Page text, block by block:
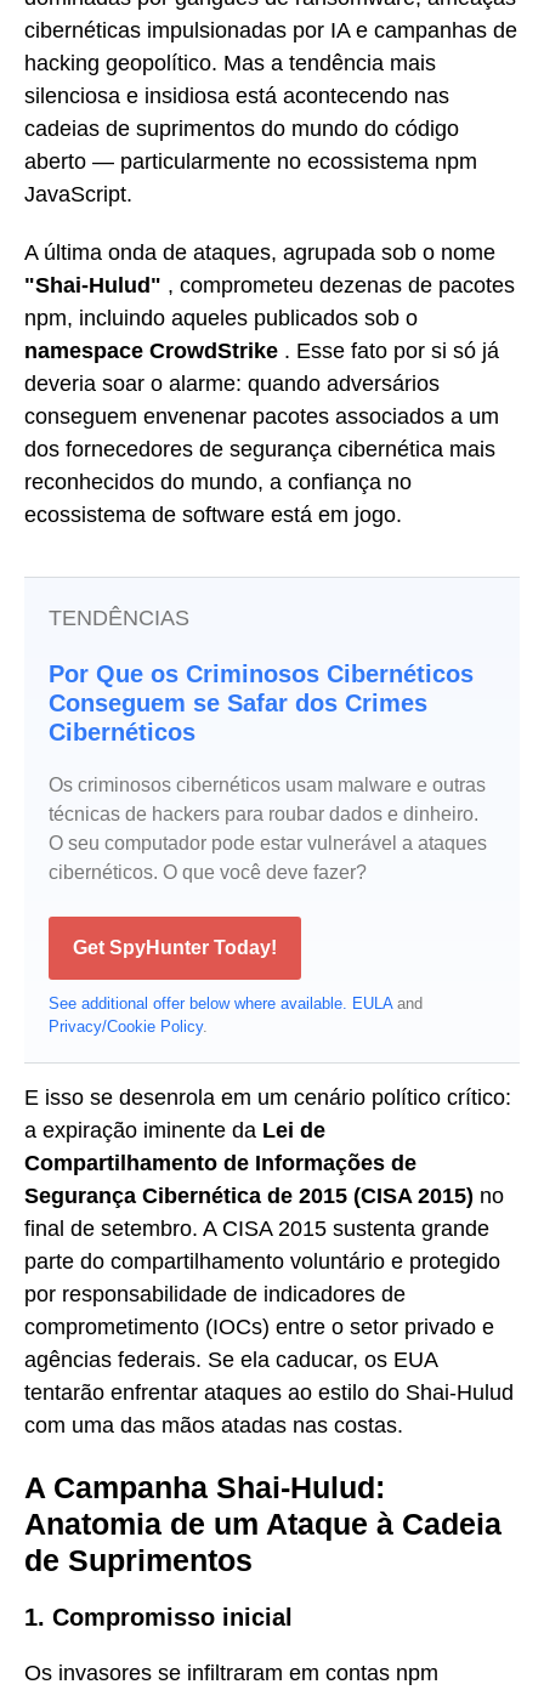
cibernéticas impulsionadas por IA e campanhas de
hacking geopolítico. Mas a tendência mais
silenciosa e insidiosa está acontecendo nas
cadeias de suprimentos do mundo do código
aberto — particularmente no ecossistema npm
JavaScript.
A última onda de ataques, agrupada sob o nome
"Shai-Hulud" , comprometeu dezenas de pacotes
npm, incluindo aqueles publicados sob o
namespace CrowdStrike . Esse fato por si só já
deveria soar o alarme: quando adversários
conseguem envenenar pacotes associados a um
dos fornecedores de segurança cibernética mais
reconhecidos do mundo, a confiança no
ecossistema de software está em jogo.
TENDÊNCIAS
Por Que os Criminosos Cibernéticos
Conseguem se Safar dos Crimes
Cibernéticos
Os criminosos cibernéticos usam malware e outras
técnicas de hackers para roubar dados e dinheiro.
O seu computador pode estar vulnerável a ataques
cibernéticos. O que você deve fazer?
Get SpyHunter Today!
See additional offer below where available. EULAand
Privacy/Cookie Policy.
E isso se desenrola em um cenário político crítico:
a expiração iminente da Lei de
Compartilhamento de Informações de
Segurança Cibernética de 2015 (CISA 2015) no
final de setembro. A CISA 2015 sustenta grande
parte do compartilhamento voluntário e protegido
por responsabilidade de indicadores de
comprometimento (IOCs) entre o setor privado e
agências federais. Se ela caducar, os EUA
tentarão enfrentar ataques ao estilo do Shai-Hulud
com uma das mãos atadas nas costas.
A Campanha Shai-Hulud:
Anatomia de um Ataque à Cadeia
de Suprimentos
1. Compromisso inicial
Os invasores se infiltraram em contas npm